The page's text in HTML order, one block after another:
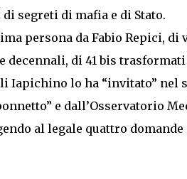
segreti di mafia e di Stato.
persona da Fabio Repici,
decennali, di 41 bis
Iapichino lo ha “invitato” nel
e dall’Osservatorio
al legale quattro